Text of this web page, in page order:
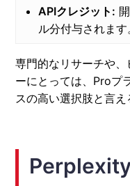
APIクレジット:
ル分付与されます
専門的なリサーチや
ーにとっては、Proプ
スの高い選択肢と言え